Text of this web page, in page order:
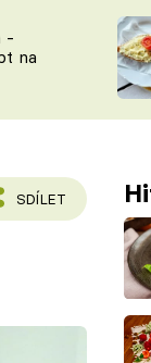
ČASOPIS
-
na
SDÍLET